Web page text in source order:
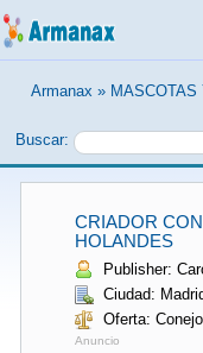
Armanax » MASCOTAS
Buscar:
CRIADOR
HOLANDES
Publisher:
Ciudad:
Oferta:
Anuncio